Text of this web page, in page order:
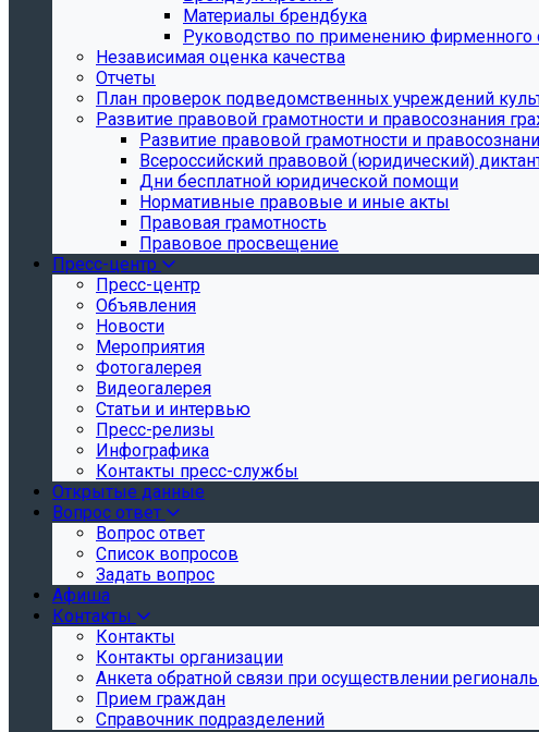
Материалы брендбука
Руководство по применению фирменного
Независимая оценка качества
Отчеты
План проверок подведомственных учреждений
Развитие правовой грамотности и правосознания
Развитие правовой грамотности и
Всероссийский правовой (юридический)
Дни бесплатной юридической помощи
Нормативные правовые и иные акты
Правовая грамотность
Правовое просвещение
Пресс-центр
Пресс-центр
Объявления
Новости
Мероприятия
Фотогалерея
Видеогалерея
Статьи и интервью
Пресс-релизы
Инфографика
Контакты пресс-службы
Открытые данные
Вопрос ответ
Вопрос ответ
Список вопросов
Задать вопрос
Афиша
Контакты
Контакты
Контакты организации
Анкета обратной связи при осуществлении
Прием граждан
Справочник подразделений